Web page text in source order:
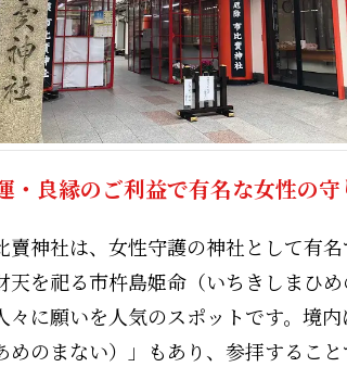
・良縁のご利益で有名な女性の守
賣神社は、女性守護の神社として有
天を祀る市杵島姫命（いちきしまひ
々に願いを人気のスポットです。境
めのまない）」もあり、参拝するこ